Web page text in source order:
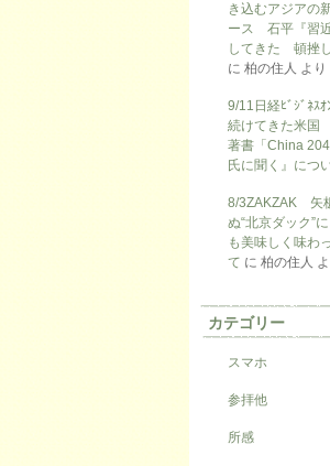
き込むアジアの
ース 石平『習
してきた 頓挫
に 柏の住人 より
9/11日経ﾋﾞｼﾞﾈｽ
続けてきた米国
著書「China
氏に聞く』につ
8/3ZAKZAK 矢
ぬ“北京ダック”
も美味しく味わ
て に 柏の住人
カテゴリー
スマホ
参拝他
所感